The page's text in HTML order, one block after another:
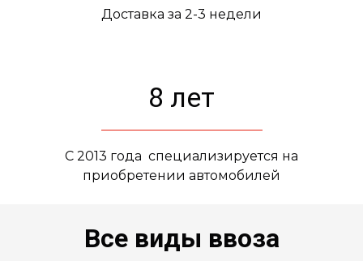
Доставка за 2-3 недели
8 лет
С 2013 года специализируется на
приобретении автомобилей
Все виды ввоза